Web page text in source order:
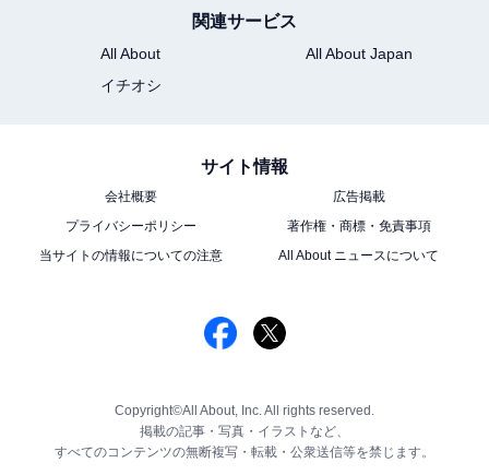
関連サービス
All About
All About Japan
イチオシ
サイト情報
会社概要
広告掲載
プライバシーポリシー
著作権・商標・免責事項
当サイトの情報についての注意
All About ニュースについて
Copyright©All About, Inc. All rights reserved.
掲載の記事・写真・イラストなど、
すべてのコンテンツの無断複写・転載・公衆送信等を禁じます。